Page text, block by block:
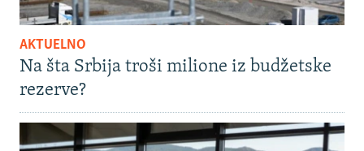
AKTUELNO
Na šta Srbija troši milione iz budžetske
rezerve?